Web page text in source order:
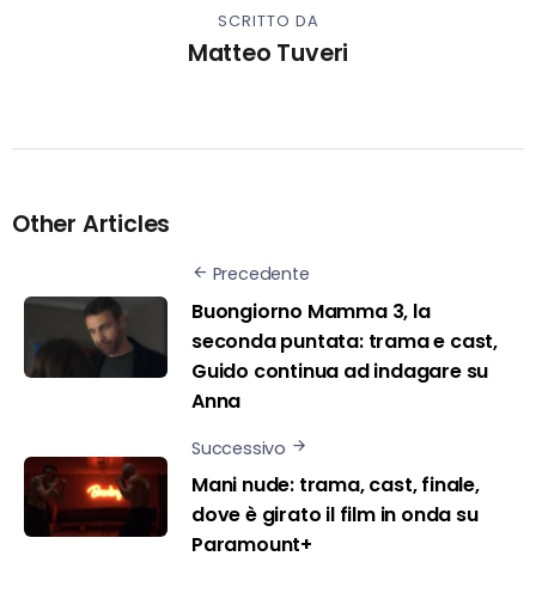
SCRITTO DA
Matteo Tuveri
Other Articles
Precedente
Buongiorno Mamma 3, la
seconda puntata: trama e cast,
Guido continua ad indagare su
Anna
Successivo
Mani nude: trama, cast, finale,
dove è girato il film in onda su
Paramount+